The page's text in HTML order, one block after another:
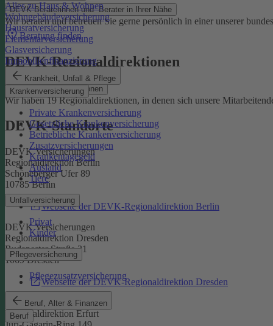
Alles zu Haus & Wohnen
Wohngebäudeversicherung
Hausratversicherung
Elementarversicherung
Glasversicherung
Immobilienfinanzierung
Krankheit, Unfall & Pflege
Krankenversicherung
Private Krankenversicherung
Gesetzliche Krankenversicherung
Betriebliche Krankenversicherung
Zusatzversicherungen
Krankentagegeld
Ausland
Tiere
Unfallversicherung
Privat
Kinder
Pflegeversicherung
Pflegezusatzversicherung
Beruf, Alter & Finanzen
Beruf
DEVK-Beraterinnen und -Berater in Ihrer Nähe
Wir beraten und betreuen Sie gerne persönlich in einer unserer
Beratung finden
DEVK-Regionaldirektionen
DEVK-Regionaldirektionen
Wir haben 19 Regionaldirektionen, in denen sich unsere
DEVK-Standorte
DEVK Versicherungen
Regionaldirektion Berlin
Schöneberger Ufer 89
10785 Berlin
Webseite der DEVK-Regionaldirektion Berlin
DEVK Versicherungen
Regionaldirektion Dresden
Budapester Straße 31
1069 Dresden
Webseite der DEVK-Regionaldirektion Dresden
DEVK Versicherungen
Regionaldirektion Erfurt